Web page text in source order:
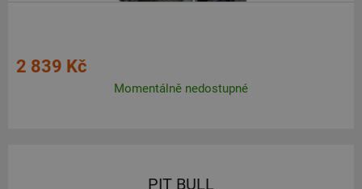
2 839 Kč
Momentálně nedostupné
PIT BULL